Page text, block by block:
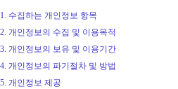
1. 수집하는 개인정보 항목
2. 개인정보의 수집 및 이용목적
3. 개인정보의 보유 및 이용기간
4. 개인정보의 파기절차 및 방법
5. 개인정보 제공